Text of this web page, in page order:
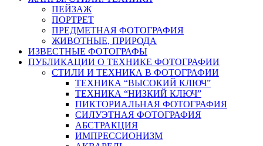
ПЕЙЗАЖ
ПОРТРЕТ
ПРЕДМЕТНАЯ ФОТОГРАФИЯ
ЖИВОТНЫЕ, ПРИРОДА
ИЗВЕСТНЫЕ ФОТОГРАФЫ
ПУБЛИКАЦИИ О ТЕХНИКЕ ФОТОГРАФИИ
СТИЛИ И ТЕХНИКА В ФОТОГРАФИИ
ТЕХНИКА “ВЫСОКИЙ КЛЮЧ”
ТЕХНИКА “НИЗКИЙ КЛЮЧ”
ПИКТОРИАЛЬНАЯ ФОТОГРАФИЯ
СИЛУЭТНАЯ ФОТОГРАФИЯ
АБСТРАКЦИЯ
ИМПРЕССИОНИЗМ